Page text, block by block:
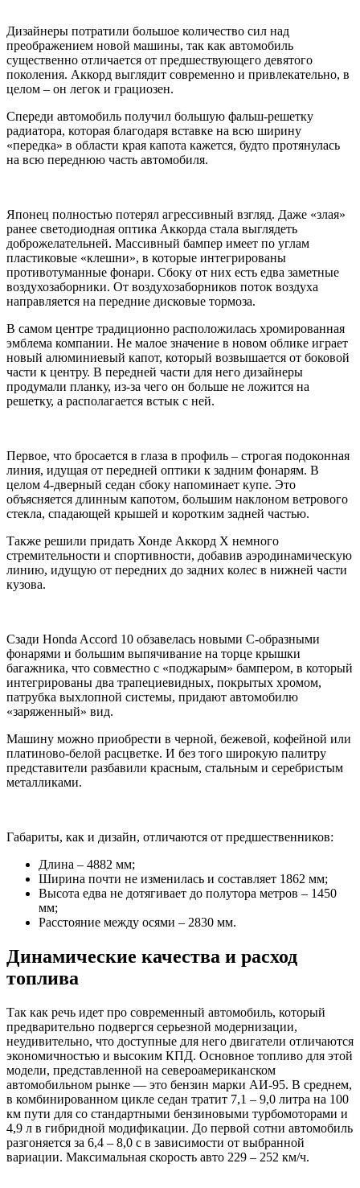
Дизайнеры потратили большое количество сил над
преображением новой машины, так как автомобиль
существенно отличается от предшествующего девятого
поколения. Аккорд выглядит современно и привлекательно, в
целом – он легок и грациозен.
Спереди автомобиль получил большую фальш-решетку
радиатора, которая благодаря вставке на всю ширину
«передка» в области края капота кажется, будто протянулась
на всю переднюю часть автомобиля.
Японец полностью потерял агрессивный взгляд. Даже «злая»
ранее светодиодная оптика Аккорда стала выглядеть
доброжелательней. Массивный бампер имеет по углам
пластиковые «клешни», в которые интегрированы
противотуманные фонари. Сбоку от них есть едва заметные
воздухозаборники. От воздухозаборников поток воздуха
направляется на передние дисковые тормоза.
В самом центре традиционно расположилась хромированная
эмблема компании. Не малое значение в новом облике играет
новый алюминиевый капот, который возвышается от боковой
части к центру. В передней части для него дизайнеры
продумали планку, из-за чего он больше не ложится на
решетку, а располагается встык с ней.
Первое, что бросается в глаза в профиль – строгая подоконная
линия, идущая от передней оптики к задним фонарям. В
целом 4-дверный седан сбоку напоминает купе. Это
объясняется длинным капотом, большим наклоном ветрового
стекла, спадающей крышей и коротким задней частью.
Также решили придать Хонде Аккорд X немного
стремительности и спортивности, добавив аэродинамическую
линию, идущую от передних до задних колес в нижней части
кузова.
Сзади Honda Accord 10 обзавелась новыми С-образными
фонарями и большим выпячивание на торце крышки
багажника, что совместно с «поджарым» бампером, в который
интегрированы два трапециевидных, покрытых хромом,
патрубка выхлопной системы, придают автомобилю
«заряженный» вид.
Машину можно приобрести в черной, бежевой, кофейной или
платиново-белой расцветке. И без того широкую палитру
представители разбавили красным, стальным и серебристым
металликами.
Габариты, как и дизайн, отличаются от предшественников:
Длина – 4882 мм;
Ширина почти не изменилась и составляет 1862 мм;
Высота едва не дотягивает до полутора метров – 1450
мм;
Расстояние между осями – 2830 мм.
Динамические качества и расход
топлива
Так как речь идет про современный автомобиль, который
предварительно подвергся серьезной модернизации,
неудивительно, что доступные для него двигатели отличаются
экономичностью и высоким КПД. Основное топливо для этой
модели, представленной на североамериканском
автомобильном рынке — это бензин марки АИ-95. В среднем,
в комбинированном цикле седан тратит 7,1 – 9,0 литра на 100
км пути для со стандартными бензиновыми турбомоторами и
4,9 л в гибридной модификации. До первой сотни автомобиль
разгоняется за 6,4 – 8,0 с в зависимости от выбранной
вариации. Максимальная скорость авто 229 – 252 км/ч.